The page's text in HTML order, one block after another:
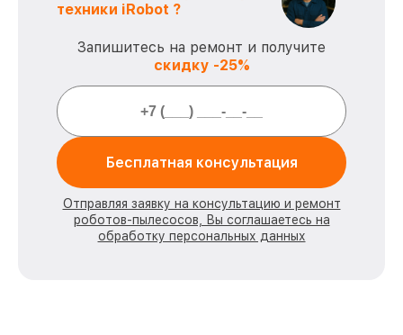
техники iRobot ?
Запишитесь на ремонт и получите
скидку -25%
Бесплатная консультация
Отправляя заявку на консультацию и ремонт
роботов-пылесосов, Вы соглашаетесь на
обработку персональных данных